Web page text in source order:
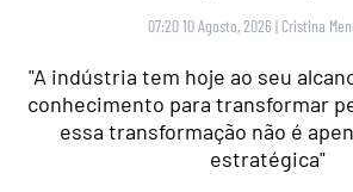
07:20 10 Agosto, 2026 | Cristina
"A indústria tem hoje ao seu
conhecimento para transformar
essa transformação não é
estratégica"